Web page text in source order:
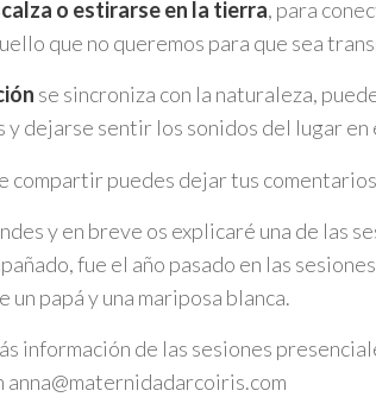
o estirarse en la tierra, para
que no queremos para que sea
se sincroniza con la naturaleza,
y dejarse sentir los sonidos del lugar en
compartir puedes dejar tus
y en breve os explicaré una de las
fue el año pasado en las
un papá y una mariposa blanca.
información de las sesiones
anna@maternidadarcoiris.com